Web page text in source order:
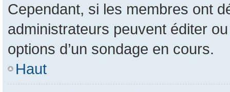
Cependant, si les membres ont
administrateurs peuvent éditer
options d’un sondage en cours.
Haut